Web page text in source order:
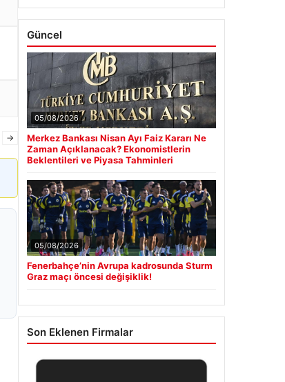
→
Güncel
05/08/2026
Merkez Bankası Nisan Ayı Faiz Kararı Ne
Zaman Açıklanacak? Ekonomistlerin
Beklentileri ve Piyasa Tahminleri
05/08/2026
Fenerbahçe’nin Avrupa kadrosunda Sturm
Graz maçı öncesi değişiklik!
Son Eklenen Firmalar